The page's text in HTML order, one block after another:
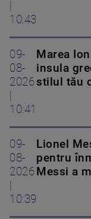
10:43
09-
08-
2026
10:41
Marea
insula
stilul tău
09-
08-
2026
10:39
Lionel
pentru
Messi a